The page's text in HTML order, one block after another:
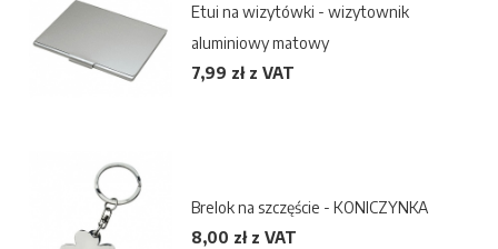
Etui na wizytówki - wizytownik
aluminiowy matowy
7,99 zł z VAT
Brelok na szczęście - KONICZYNKA
8,00 zł z VAT